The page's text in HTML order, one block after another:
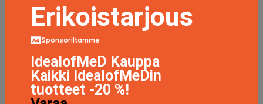
Erikoistarjous
Sponsoriltamme
IdealofMeD Kauppa
Kaikki IdealofMeDin
tuotteet -20 %!